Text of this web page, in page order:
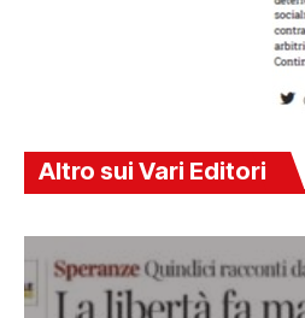
Altro sui Vari Editori